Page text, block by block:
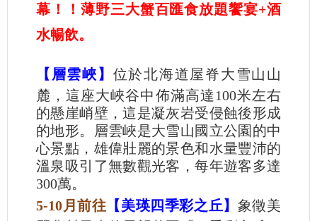
幕！！薄野三大蟹百匯食放題饗宴+酒
水暢飲。
【層雲峽】 位於北海道屋脊大雪山山
麓，這座大峽谷中佈滿高達100米左右
的懸崖峭壁，這是凝灰岩受侵蝕後形成
的地形。層雲峽是大雪山國立公園的中
心景點，雄偉壯麗的景色和水量豐沛的
溫泉吸引了無數觀光客，每年遊客多達
300萬。
5-10月前往 【美瑛四季彩之丘】 象徵美